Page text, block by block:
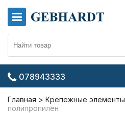
078943333
Главная Крепежные элементы
полипропилен